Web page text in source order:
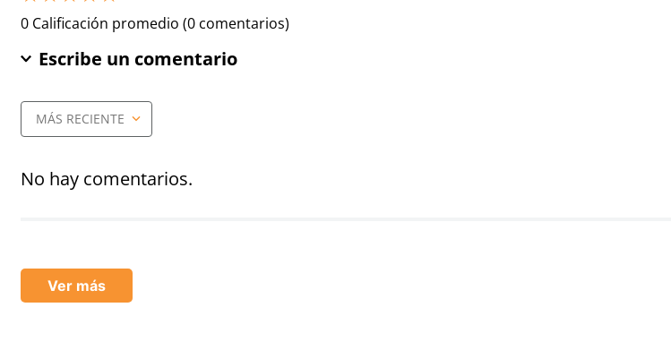
0 Calificación promedio (0 comentarios)
Escribe un comentario
Agregar comentario
★★★★
Tu nombre
MÁS RECIENTE
No hay comentarios.
Ver más